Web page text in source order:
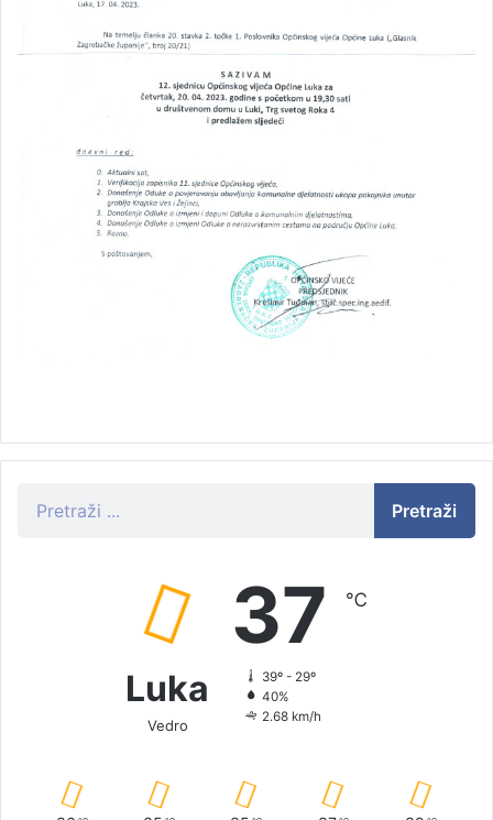
Pretraži
Luka
Vedro
37 ℃
39º - 29º
40%
2.68 km/h